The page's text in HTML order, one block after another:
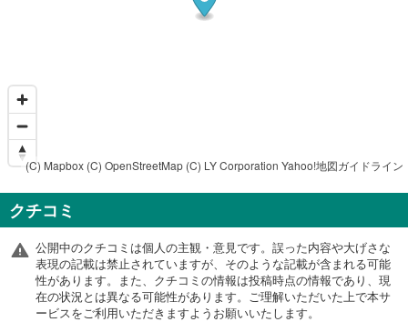
(C) Mapbox (C) OpenStreetMap (C) LY Corporation Yahoo!地図ガイドライン
クチコミ
公開中のクチコミは個人の主観・意見です。誤った内容や大げさな
表現の記載は禁止されていますが、そのような記載が含まれる可能
性があります。また、クチコミの情報は投稿時点の情報であり、現
在の状況とは異なる可能性があります。ご理解いただいた上で本サ
ービスをご利用いただきますようお願いいたします。